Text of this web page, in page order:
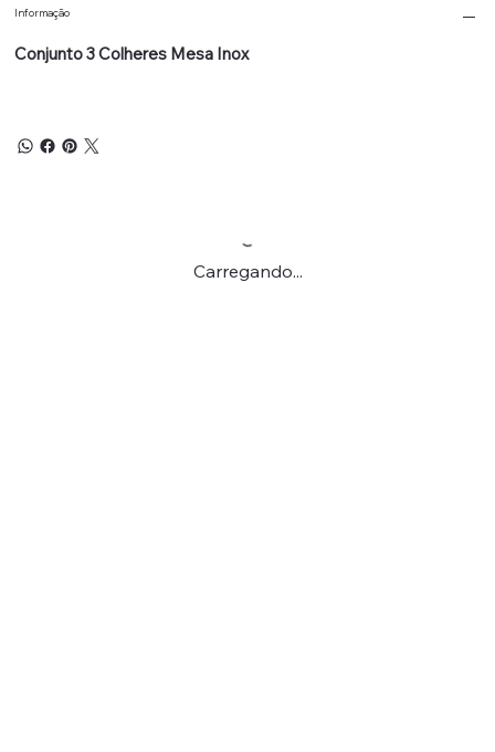
Informação
Conjunto 3 Colheres Mesa Inox
Carregando...